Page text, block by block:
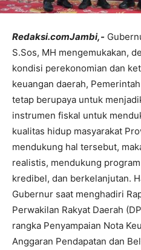
Redaksi.comJambi,-
S.Sos, MH mengemukakan,
kondisi perekonomian dan
keuangan daerah,
tetap berupaya untuk
instrumen fiskal untuk
kualitas hidup masyarakat
mendukung hal tersebut,
realistis, mendukung
kredibel, dan berkelanjutan.
Gubernur saat menghadiri
Perwakilan Rakyat Daerah
rangka Penyampaian Nota
Anggaran Pendapatan dan